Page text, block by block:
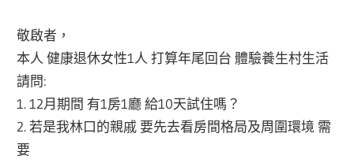
敬啟者，
本人 健康退休女性1人 打算年尾回台 體驗養生村生活
請問:
1. 12月期間 有1房1廳 給10天試住嗎？
2. 若是我林口的親戚 要先去看房間格局及周圍環境 需
要